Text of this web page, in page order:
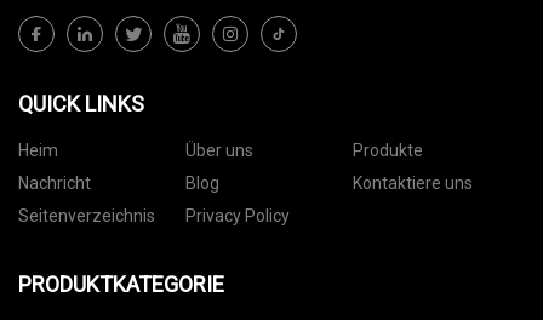
QUICK LINKS
Heim Über uns
Produkte
Nachricht
Blog
Kontaktiere uns
Seitenverzeichnis
Privacy Policy
PRODUKTKATEGORIE